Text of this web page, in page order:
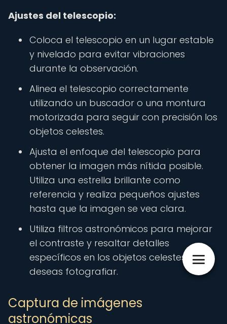
Ajustes del telescopio:
Coloca el telescopio en un lugar estable
y nivelado para evitar vibraciones
durante la observación.
Alinea el telescopio correctamente
utilizando un buscador o una montura
motorizada para seguir con precisión los
objetos celestes.
Ajusta el enfoque del telescopio para
obtener la imagen más nítida posible.
Utiliza una estrella brillante como
referencia y realiza pequeños ajustes
hasta que la imagen se vea clara.
Utiliza filtros astronómicos para mejorar
el contraste y resaltar detalles
específicos en los objetos celestes que
deseas fotografiar.
Captura de imágenes
astronómicas